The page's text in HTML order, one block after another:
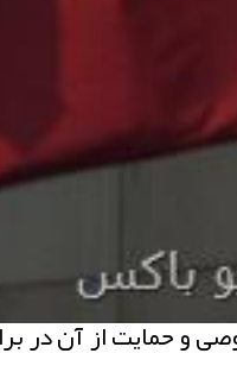
و حمایت از آن در